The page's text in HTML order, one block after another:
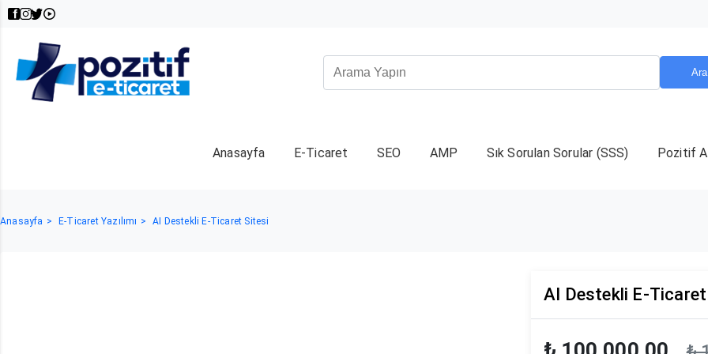
Ara
Anasayfa E-Ticaret SEO AMP Sık Sorulan Sorular (SSS) Pozitif
Anasayfa E-Ticaret Yazılımı AI Destekli E-Ticaret Sitesi
AI Destekli E-